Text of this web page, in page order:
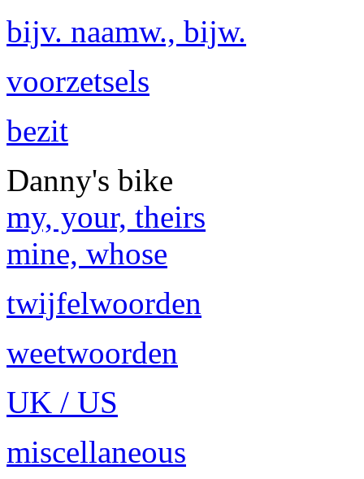
bijv. naamw., bijw.
voorzetsels
bezit
Danny's bike
my, your, theirs
mine, whose
twijfelwoorden
weetwoorden
UK / US
miscellaneous